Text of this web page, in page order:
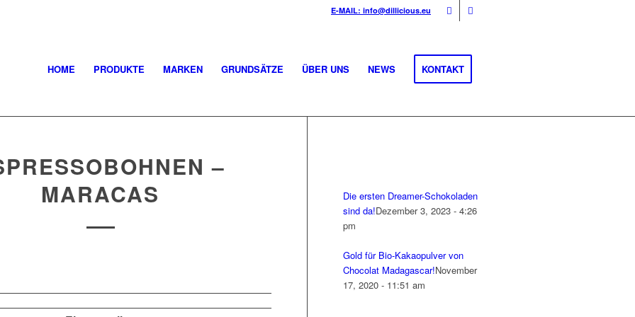
E-MAIL: info@dillicious.eu
HOME PRODUKTE MARKEN GRUNDSÄTZE ÜBER UNS NEWS KONTAKT
–
MARACAS
Die ersten Dreamer-Schokoladen
sind da!Dezember 3, 2023 - 4:26
pm
Gold für Bio-Kakaopulver von
Chocolat Madagascar!November
17, 2020 - 11:51 am